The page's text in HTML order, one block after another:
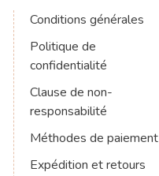
Conditions générales
Politique de
confidentialité
Clause de non-
responsabilité
Méthodes de paiement
Expédition et retours